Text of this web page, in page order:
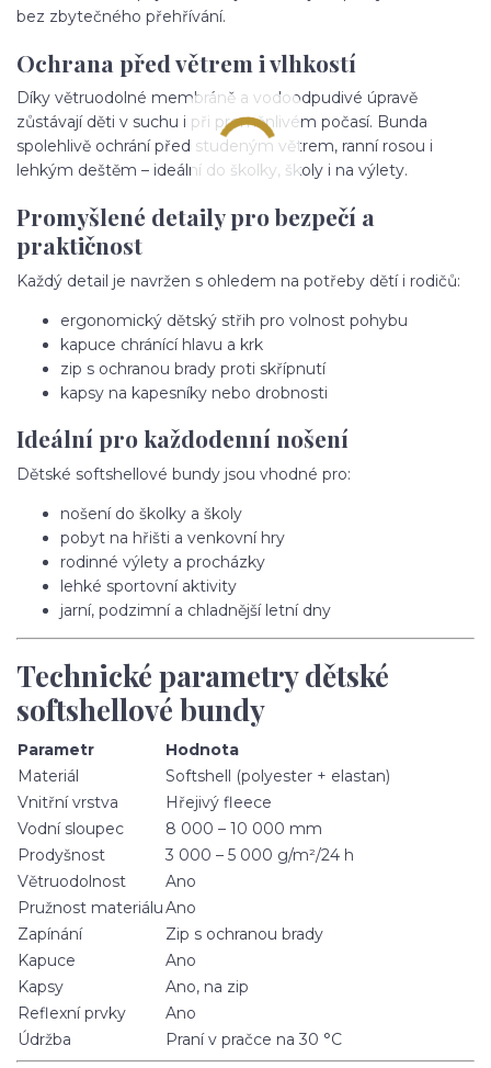
bez zbytečného přehřívání.
Ochrana před větrem i vlhkostí
Díky větruodolné membráně a vodoodpudivé úpravě
zůstávají děti v suchu i při proměnlivém počasí. Bunda
spolehlivě ochrání před studeným větrem, ranní rosou i
lehkým deštěm – ideální do školky, školy i na výlety.
Promyšlené detaily pro bezpečí a
praktičnost
Každý detail je navržen s ohledem na potřeby dětí i rodičů:
ergonomický dětský střih pro volnost pohybu
kapuce chránící hlavu a krk
zip s ochranou brady proti skřípnutí
kapsy na kapesníky nebo drobnosti
Ideální pro každodenní nošení
Dětské softshellové bundy jsou vhodné pro:
nošení do školky a školy
pobyt na hřišti a venkovní hry
rodinné výlety a procházky
lehké sportovní aktivity
jarní, podzimní a chladnější letní dny
Technické parametry dětské
softshellové bundy
Parametr
Hodnota
Materiál
Softshell (polyester + elastan)
Vnitřní vrstva
Hřejivý fleece
Vodní sloupec
8 000 – 10 000 mm
Prodyšnost
3 000 – 5 000 g/m²/24 h
Větruodolnost
Ano
Pružnost materiáluAno
Zapínání
Zip s ochranou brady
Kapuce
Ano
Kapsy
Ano, na zip
Reflexní prvky
Ano
Údržba
Praní v pračce na 30 °C